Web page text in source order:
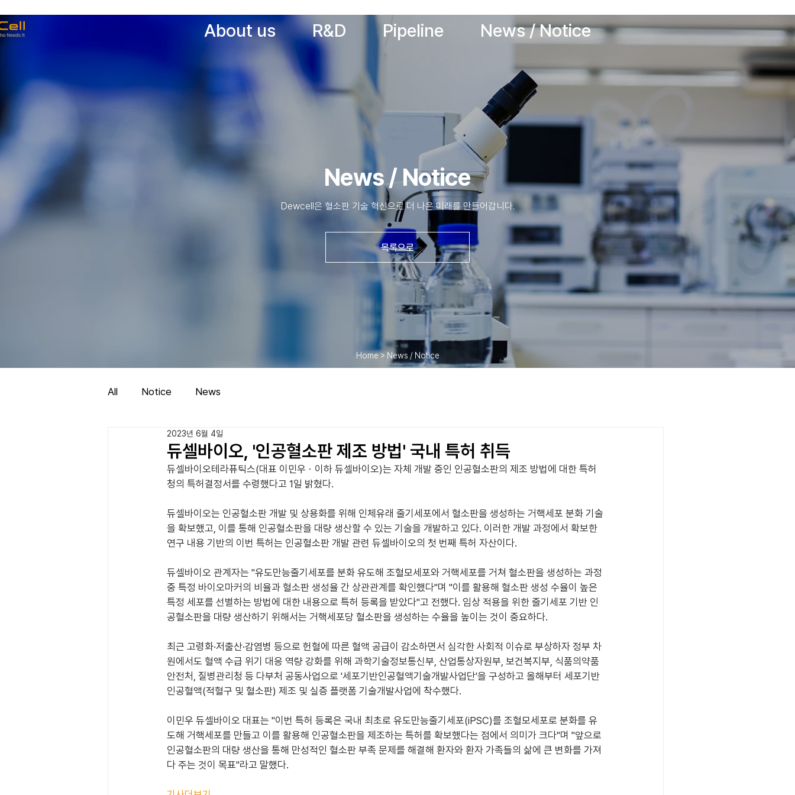
About us R&D Pipeline News / Notice
News / Notice
Dewcell은 혈소판 기술 혁신으로 더 나은 미래를 만들어갑니다.
목록으로
Home > News / Notice
All Notice News
듀셀바이오, '인공혈소판 제조 방법' 국내 특허 취득
2023년 6월 4일
듀셀바이오테라퓨틱스(대표 이민우ㆍ이하 듀셀바이오)는 자체 개발 중인 인공혈소판의 제조 방법에 대한 특허
청의 특허결정서를 수령했다고 1일 밝혔다.
듀셀바이오는 인공혈소판 개발 및 상용화를 위해 인체유래 줄기세포에서 혈소판을 생성하는 거핵세포 분화 기술
을 확보했고, 이를 통해 인공혈소판을 대량 생산할 수 있는 기술을 개발하고 있다. 이러한 개발 과정에서 확보한
연구 내용 기반의 이번 특허는 인공혈소판 개발 관련 듀셀바이오의 첫 번째 특허 자산이다.
듀셀바이오 관계자는 "유도만능줄기세포를 분화 유도해 조혈모세포와 거핵세포를 거쳐 혈소판을 생성하는 과정
중 특정 바이오마커의 비율과 혈소판 생성율 간 상관관계를 확인했다"며 "이를 활용해 혈소판 생성 수율이 높은
특정 세포를 선별하는 방법에 대한 내용으로 특허 등록을 받았다"고 전했다. 임상 적용을 위한 줄기세포 기반 인
공혈소판을 대량 생산하기 위해서는 거핵세포당 혈소판을 생성하는 수율을 높이는 것이 중요하다.
최근 고령화·저출산·감염병 등으로 헌혈에 따른 혈액 공급이 감소하면서 심각한 사회적 이슈로 부상하자 정부 차
원에서도 혈액 수급 위기 대응 역량 강화를 위해 과학기술정보통신부, 산업통상자원부, 보건복지부, 식품의약품
안전처, 질병관리청 등 다부처 공동사업으로 '세포기반인공혈액기술개발사업단'을 구성하고 올해부터 세포기반
인공혈액(적혈구 및 혈소판) 제조 및 실증 플랫폼 기술개발사업에 착수했다.
이민우 듀셀바이오 대표는 "이번 특허 등록은 국내 최초로 유도만능줄기세포(iPSC)를 조혈모세포로 분화를 유
도해 거핵세포를 만들고 이를 활용해 인공혈소판을 제조하는 특허를 확보했다는 점에서 의미가 크다"며 "앞으로
인공혈소판의 대량 생산을 통해 만성적인 혈소판 부족 문제를 해결해 환자와 환자 가족들의 삶에 큰 변화를 가져
다 주는 것이 목표"라고 말했다.